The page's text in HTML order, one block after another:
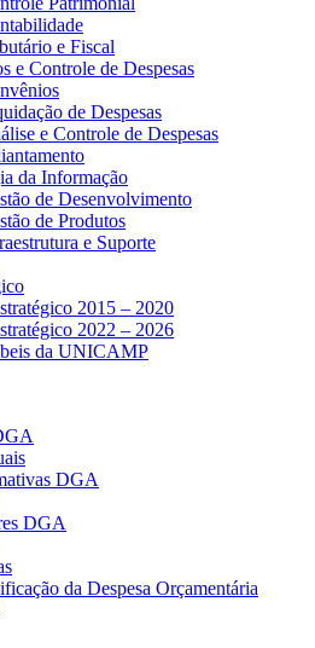
e Fiscal
e Controle de Despesas
de Despesas
e Controle de Despesas
da Informação
de Desenvolvimento
de Produtos
e Suporte
2015 – 2020
2022 – 2026
da UNICAMP
DGA
DGA
da Despesa Orçamentária